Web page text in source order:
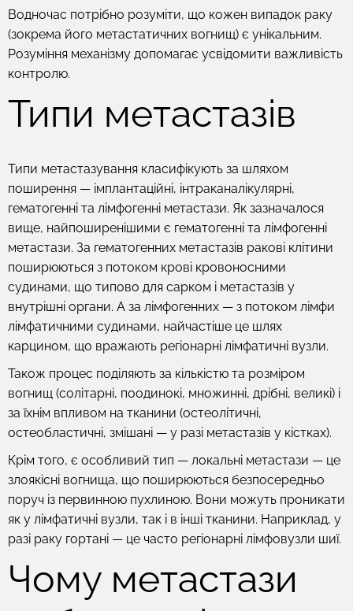
Водночас потрібно розуміти, що кожен випадок раку
(зокрема його метастатичних вогнищ) є унікальним.
Розуміння механізму допомагає усвідомити важливість
контролю.
Типи метастазів
Типи метастазування класифікують за шляхом
поширення — імплантаційні, інтраканалікулярні,
гематогенні та лімфогенні метастази. Як зазначалося
вище, найпоширенішими є гематогенні та лімфогенні
метастази. За гематогенних метастазів ракові клітини
поширюються з потоком крові кровоносними
судинами, що типово для сарком і метастазів у
внутрішні органи. А за лімфогенних — з потоком лімфи
лімфатичними судинами, найчастіше це шлях
карцином, що вражають регіонарні лімфатичні вузли.
Також процес поділяють за кількістю та розміром
вогнищ (солітарні, поодинокі, множинні, дрібні, великі) і
за їхнім впливом на тканини (остеолітичні,
остеобластичні, змішані — у разі метастазів у кістках).
Крім того, є особливий тип — локальні метастази — це
злоякісні вогнища, що поширюються безпосередньо
поруч із первинною пухлиною. Вони можуть проникати
як у лімфатичні вузли, так і в інші тканини. Наприклад, у
разі раку гортані — це часто регіонарні лімфовузли шиї.
Чому метастази